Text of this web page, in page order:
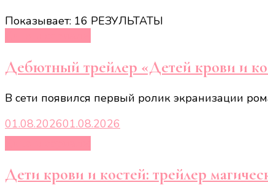
Показывает: 16 РЕЗУЛЬТАТЫ
Дебютный трейлер «Детей крови и
В сети появился первый ролик экранизации
01.08.202601.08.2026
Дети крови и костей: трейлер